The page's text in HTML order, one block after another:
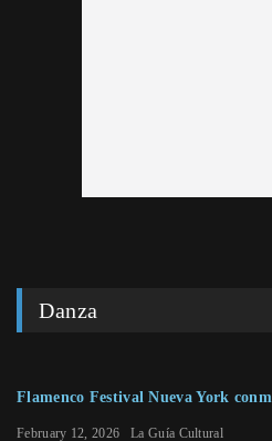
Danza
Flamenco Festival Nueva York
February 12, 2026 La Guía Cultural